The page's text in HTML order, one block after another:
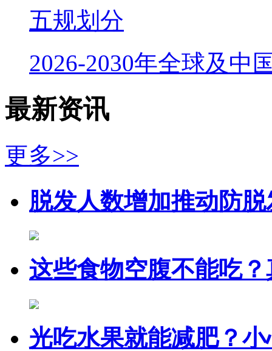
五规划分
2026-2030年全球及中
最新资讯
更多>>
脱发人数增加推动防
这些食物空腹不能吃
光吃水果就能减肥？